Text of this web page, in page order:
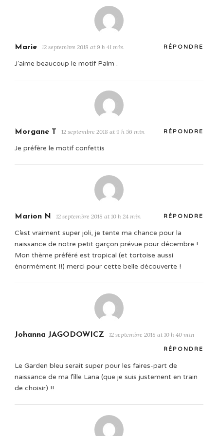
Marie 12 septembre 2018 at 9 h 41 min RÉPONDRE
J’aime beaucoup le motif Palm .
Morgane T 12 septembre 2018 at 9 h 56 min RÉPONDRE
Je préfère le motif confettis
Marion N 12 septembre 2018 at 10 h 24 min RÉPONDRE
C’est vraiment super joli, je tente ma chance pour la
naissance de notre petit garçon prévue pour décembre !
Mon thème préféré est tropical (et tortoise aussi
énormément !!) merci pour cette belle découverte !
Johanna JAGODOWICZ 12 septembre 2018 at 10 h 40 min
RÉPONDRE
Le Garden bleu serait super pour les faires-part de
naissance de ma fille Lana (que je suis justement en train
de choisir) !!